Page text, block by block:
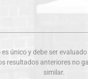
único y debe ser
resultados anteriores no
similar.